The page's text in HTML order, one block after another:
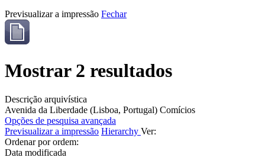
Previsualizar a impressão Fechar
Mostrar 2 resultados
Descrição arquivística
Avenida da Liberdade (Lisboa, Portugal) Comícios
Opções de pesquisa avançada
Previsualizar a impressão Hierarchy Ver:
Ordenar por ordem:
Data modificada